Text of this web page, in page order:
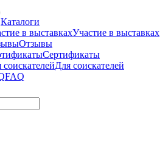
Каталоги
Участие в выставках
Отзывы
Сертификаты
Для соискателей
FAQ